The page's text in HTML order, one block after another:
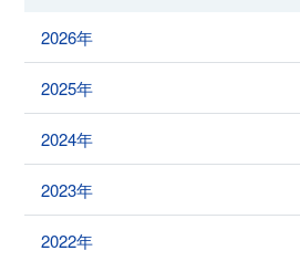
2026年
2025年
2024年
2023年
2022年